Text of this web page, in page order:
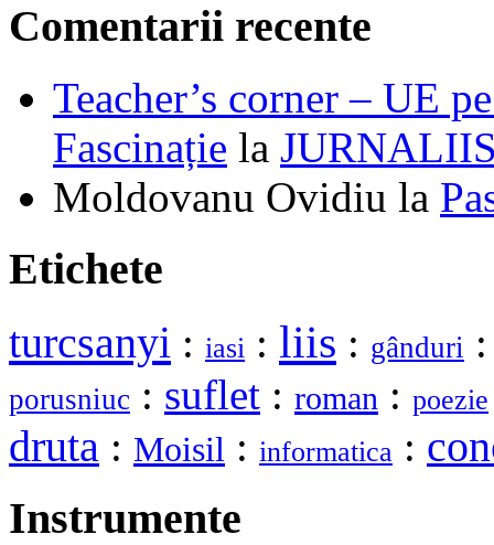
Comentarii recente
Teacher’s corner – UE
Fascinație la
Moldovanu Ovidiu la
Etichete
turcsanyi : iasi : liis : gânduri
porusniuc : suflet : roman : poezie
druta : Moisil : informatica :
Instrumente